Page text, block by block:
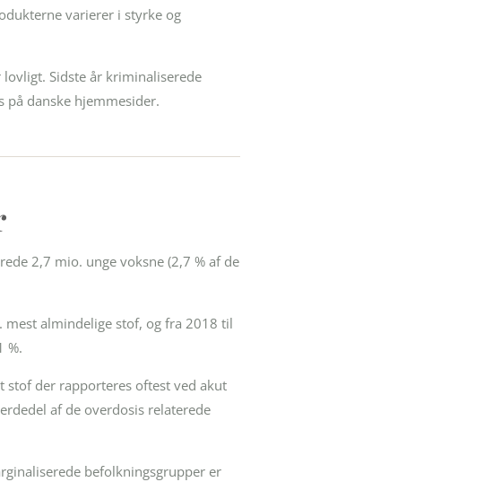
varierer i styrke og
Sidste år kriminaliserede
på danske hjemmesider.
2,7 mio. unge voksne (2,7 % af de
mest almindelige stof, og fra 2018 til
%.
stof der rapporteres oftest ved akut
af de overdosis relaterede
befolkningsgrupper er